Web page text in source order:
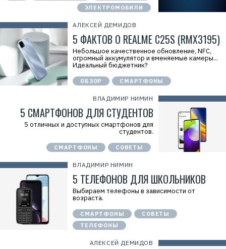
ЭЛЕКТРОМОБИЛИ
АЛЕКСЕЙ ДЕМИДОВ
5 ФАКТОВ О REALME C25S (RMX3195)
Небольшое качественное обновление, NFC,
огромный аккумулятор и вменяемые камеры...
Идеальный бюджетник?
ОБЗОР СМАРТФОНЫ
ВЛАДИМИР НИМИН
5 СМАРТФОНОВ ДЛЯ СТУДЕНТОВ
5 отличных и доступных смартфонов для
студентов.
СМАРТФОНЫ СОВЕТЫ
ВЛАДИМИР НИМИН
5 ТЕЛЕФОНОВ ДЛЯ ШКОЛЬНИКОВ
Выбираем телефоны в зависимости от
возраста.
СМАРТФОНЫ
СОВЕТЫ
ТЕЛЕФОНЫ
АЛЕКСЕЙ ДЕМИДОВ